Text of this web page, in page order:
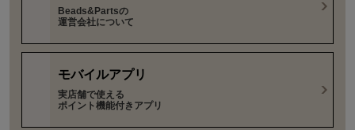
Beads&Partsの
運営会社について
モバイルアプリ
実店舗で使える
ポイント機能付きアプリ